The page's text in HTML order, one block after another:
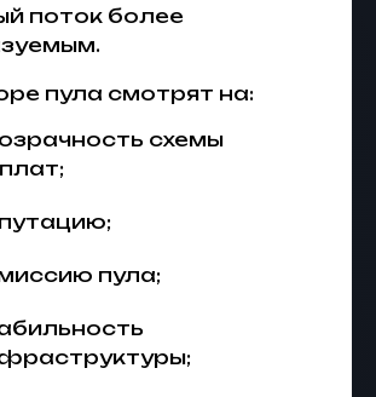
поток более
пула смотрят на:
схемы
пула;